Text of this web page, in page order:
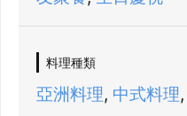
料理種類
亞洲料理, 中式料理,